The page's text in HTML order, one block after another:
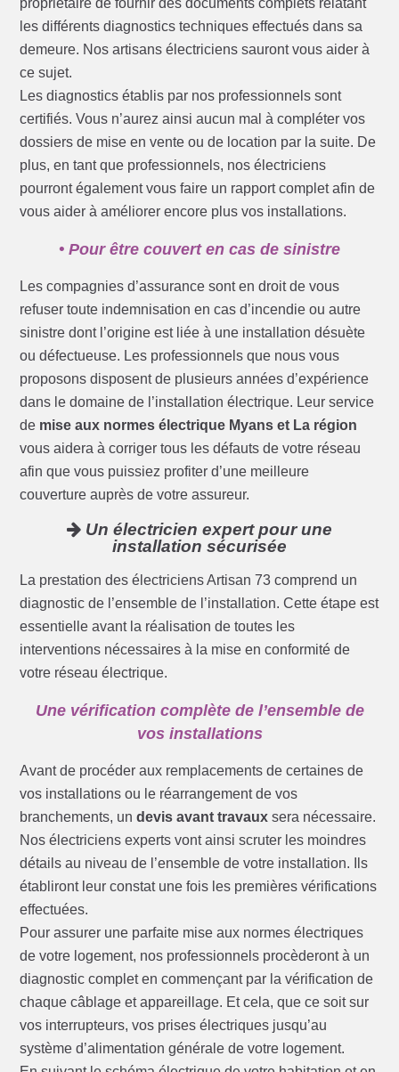
propriétaire de fournir des documents complets relatant
les différents diagnostics techniques effectués dans sa
demeure. Nos artisans électriciens sauront vous aider à
ce sujet.
Les diagnostics établis par nos professionnels sont
certifiés. Vous n’aurez ainsi aucun mal à compléter vos
dossiers de mise en vente ou de location par la suite. De
plus, en tant que professionnels, nos électriciens
pourront également vous faire un rapport complet afin de
vous aider à améliorer encore plus vos installations.
• Pour être couvert en cas de sinistre
Les compagnies d’assurance sont en droit de vous
refuser toute indemnisation en cas d’incendie ou autre
sinistre dont l’origine est liée à une installation désuète
ou défectueuse. Les professionnels que nous vous
proposons disposent de plusieurs années d’expérience
dans le domaine de l’installation électrique. Leur service
de mise aux normes électrique Myans et La région
vous aidera à corriger tous les défauts de votre réseau
afin que vous puissiez profiter d’une meilleure
couverture auprès de votre assureur.
Un électricien expert pour une
installation sécurisée
La prestation des électriciens Artisan 73 comprend un
diagnostic de l’ensemble de l’installation. Cette étape est
essentielle avant la réalisation de toutes les
interventions nécessaires à la mise en conformité de
votre réseau électrique.
Une vérification complète de l’ensemble de
vos installations
Avant de procéder aux remplacements de certaines de
vos installations ou le réarrangement de vos
branchements, undevis avant travaux sera nécessaire.
Nos électriciens experts vont ainsi scruter les moindres
détails au niveau de l’ensemble de votre installation. Ils
établiront leur constat une fois les premières vérifications
effectuées.
Pour assurer une parfaite mise aux normes électriques
de votre logement, nos professionnels procèderont à un
diagnostic complet en commençant par la vérification de
chaque câblage et appareillage. Et cela, que ce soit sur
vos interrupteurs, vos prises électriques jusqu’au
système d’alimentation générale de votre logement.